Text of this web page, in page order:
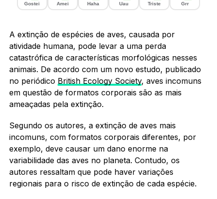
Gostei Amei Haha Uau Triste Grr
A extinção de espécies de aves, causada por
atividade humana, pode levar a uma perda
catastrófica de características morfológicas nesses
animais. De acordo com um novo estudo, publicado
no periódico British Ecology Society, aves incomuns
em questão de formatos corporais são as mais
ameaçadas pela extinção.
Segundo os autores, a extinção de aves mais
incomuns, com formatos corporais diferentes, por
exemplo, deve causar um dano enorme na
variabilidade das aves no planeta. Contudo, os
autores ressaltam que pode haver variações
regionais para o risco de extinção de cada espécie.